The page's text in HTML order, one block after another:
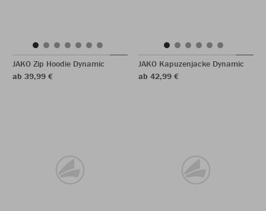
JAKO Zip Hoodie Dynamic
ab 39,99 €
JAKO Kapuzenjacke Dynamic
ab 42,99 €